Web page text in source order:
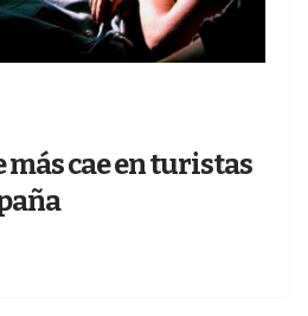
más cae en turistas